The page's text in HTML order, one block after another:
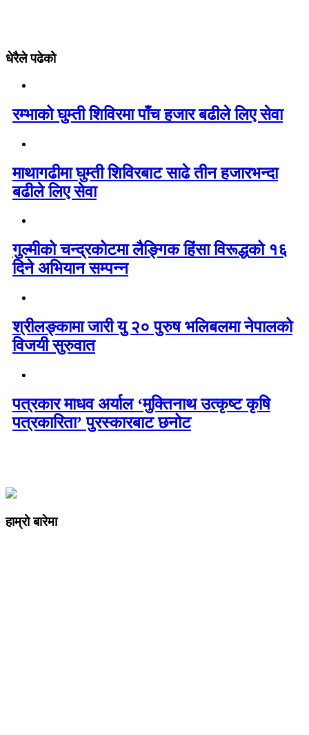
धेरैले पढेको
रम्भाको घुम्ती शिविरमा पाँच हजार बढीले लिए सेवा
माथागढीमा घुम्ती शिविरबाट साढे तीन हजारभन्दा
बढीले लिए सेवा
गुल्मीको चन्द्रकोटमा लैङ्गिक हिंसा विरूद्धको १६
दिने अभियान सम्पन्न
श्रीलङ्कामा जारी यु २० पुरुष भलिबलमा नेपालको
विजयी सुरुवात
पत्रकार माधव अर्याल ‘मुक्तिनाथ उत्कृष्ट कृषि
पत्रकारिता’ पुरस्कारबाट छनोट
हाम्रो बारेमा